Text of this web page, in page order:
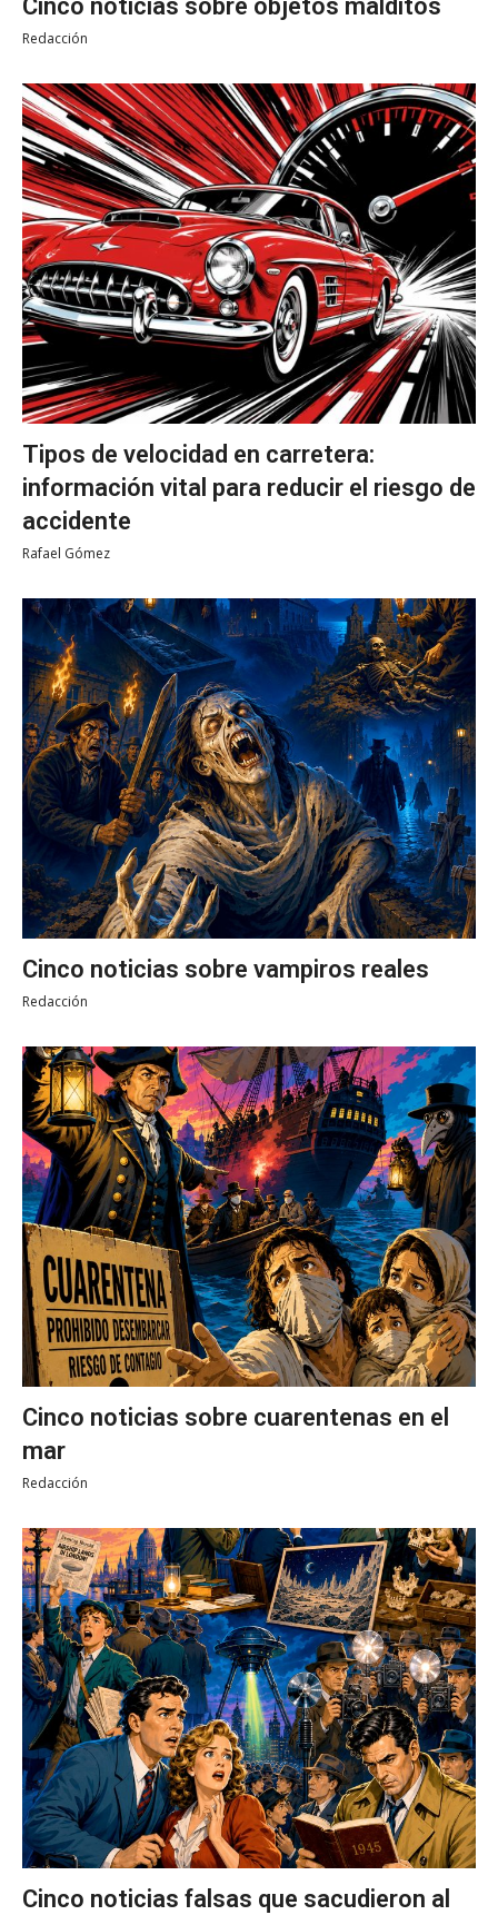
Cinco noticias sobre objetos malditos
Redacción
Tipos de velocidad en carretera:
información vital para reducir el riesgo de
accidente
Rafael Gómez
Cinco noticias sobre vampiros reales
Redacción
Cinco noticias sobre cuarentenas en el
mar
Redacción
Cinco noticias falsas que sacudieron al